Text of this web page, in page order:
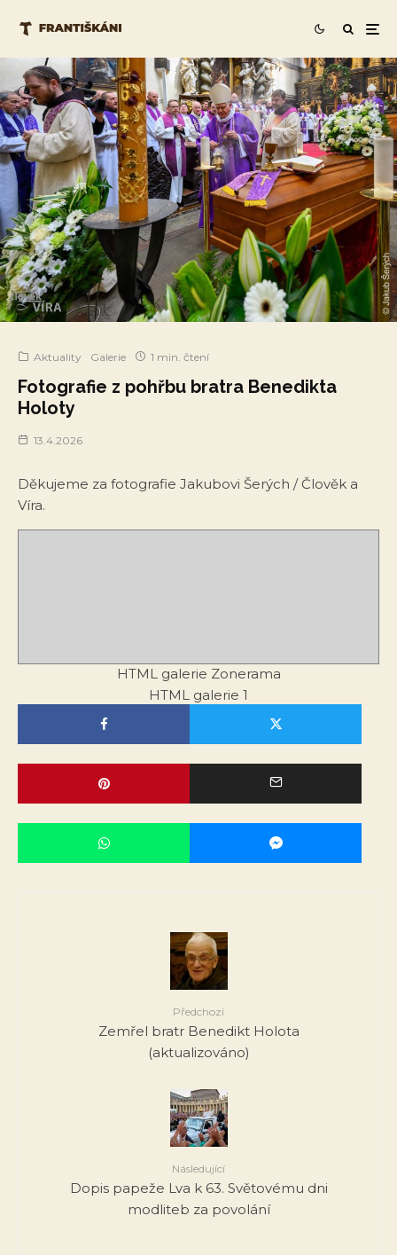
Aktuality Galerie 1 min. čtení
Fotografie z pohřbu bratra Benedikta
Holoty
13.4.2026
Děkujeme za fotografie Jakubovi Šerých / Člověk a
Víra.
HTML galerie Zonerama
HTML galerie 1
Předchozí
Zemřel bratr Benedikt Holota
(aktualizováno)
Následující
Dopis papeže Lva k 63. Světovému dni
modliteb za povolání